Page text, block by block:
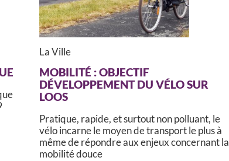
La Ville
MOBILITÉ : OBJECTIF
DÉVELOPPEMENT DU VÉLO SUR
LOOS
Pratique, rapide, et surtout non polluant, le
vélo incarne le moyen de transport le plus à
même de répondre aux enjeux concernant la
mobilité douce